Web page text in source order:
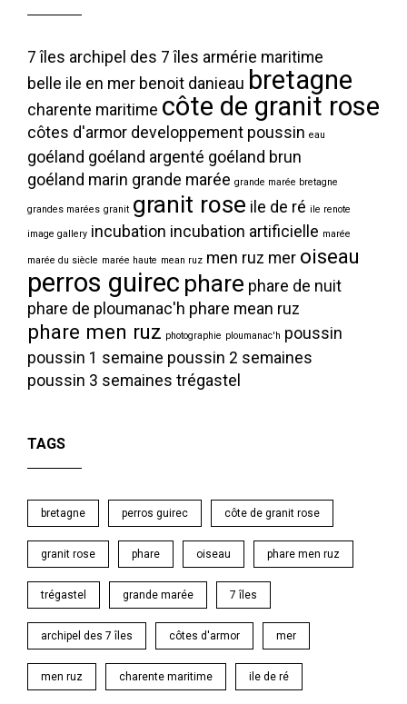
7 îles archipel des 7 îles armérie maritime
belle ile en mer benoit danieau bretagne
charente maritime côte de granit rose
côtes d'armor developpement poussin eau
goéland goéland argenté goéland brun
goéland marin grande marée grande marée bretagne
grandes marées granit granit rose ile de ré ile renote
image gallery incubation incubation artificielle marée
marée du siècle marée haute mean ruz men ruz mer oiseau
perros guirec phare phare de nuit
phare de ploumanac'h phare mean ruz
phare men ruz photographie ploumanac'h poussin
poussin 1 semaine poussin 2 semaines
poussin 3 semaines trégastel
TAGS
bretagne perros guirec côte de granit rose
granit rose phare oiseau phare men ruz
trégastel grande marée 7 îles
archipel des 7 îles côtes d'armor mer
men ruz charente maritime ile de ré